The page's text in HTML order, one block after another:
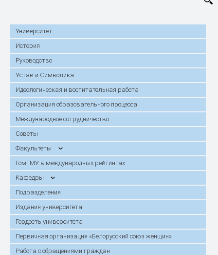
Университет
История
Руководство
Устав и Символика
Идеологическая и воспитательная работа
Организация образовательного процесса
Международное сотрудничество
Советы
Факультеты
ГомГМУ в международных рейтингах
Кафедры
Подразделения
Издания университета
Гордость университета
Первичная организация «Белорусский союз женщин»
Работа с обращениями граждан